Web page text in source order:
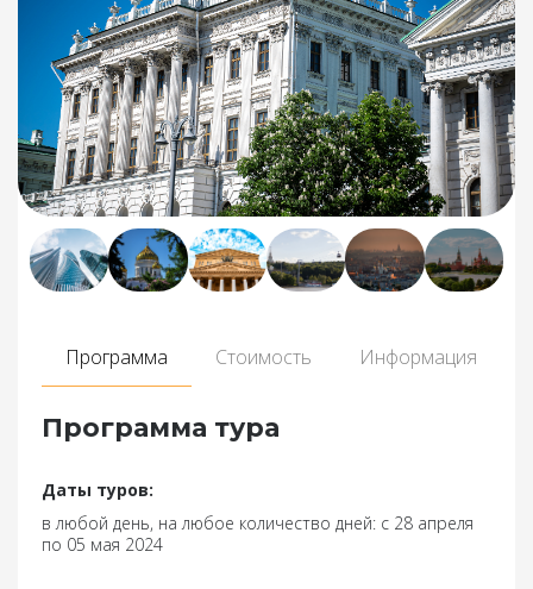
Программа Стоимость Информация
Программа тура
Даты туров:
в любой день, на любое количество дней: с 28 апреля
по 05 мая 2024